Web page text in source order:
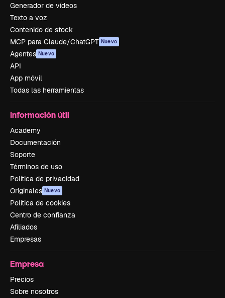
Generador de vídeos
Texto a voz
Contenido de stock
MCP para Claude/ChatGPT Nuevo
Agentes Nuevo
API
App móvil
Todas las herramientas
Información útil
Academy
Documentación
Soporte
Términos de uso
Política de privacidad
Originales Nuevo
Política de cookies
Centro de confianza
Afiliados
Empresas
Empresa
Precios
Sobre nosotros